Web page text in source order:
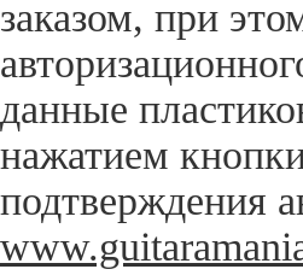
заказом, при
данные
нажатием
подтверждения